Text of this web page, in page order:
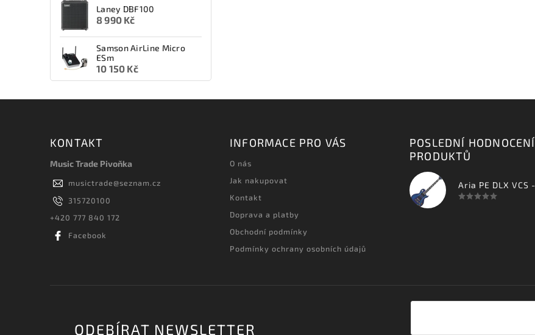
Laney DBF100
8 990 Kč
Samson AirLine Micro
ESm
10 150 Kč
KONTAKT
Music Trade Pivoňka
musictrade@seznam.cz
315720100
+420 777 840 172
Facebook
INFORMACE PRO VÁS
O nás
Jak nakupovat
Kontakt
Doprava a platby
Obchodní podmínky
Podmínky ochrany osobních údajů
POSLEDNÍ HODNOCENÍ
PRODUKTŮ
ODEBÍRAT NEWSLETTER